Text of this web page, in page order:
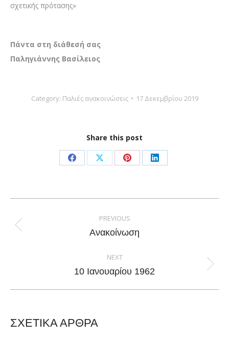
σχετικής πρότασης»
Πάντα στη διάθεσή σας
Παληγιάννης Βασίλειος
Category: Παλιές ανακοινώσεις 17 Δεκεμβρίου 2019
Share this post
Share
Facebook
Share
X
Share
Pinterest
Share
LinkedIn
navigation
PREVIOUS
Previous
Ανακοίνωση
NEXT
Next
10 Ιανουαρίου 1962
ΣΧΕΤΙΚΑ ΑΡΘΡΑ